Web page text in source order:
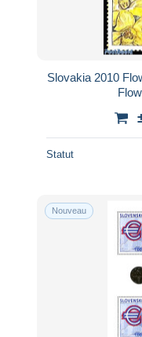
Slovakia 2010
Statut
Nouveau